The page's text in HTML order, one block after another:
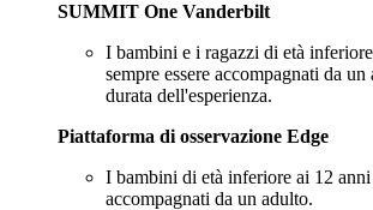
SUMMIT One Vanderbilt
I bambini e i ragazzi di età
sempre essere accompagnati da
durata dell'esperienza.
Piattaforma di osservazione Edge
I bambini di età inferiore ai 12 anni
accompagnati da un adulto.